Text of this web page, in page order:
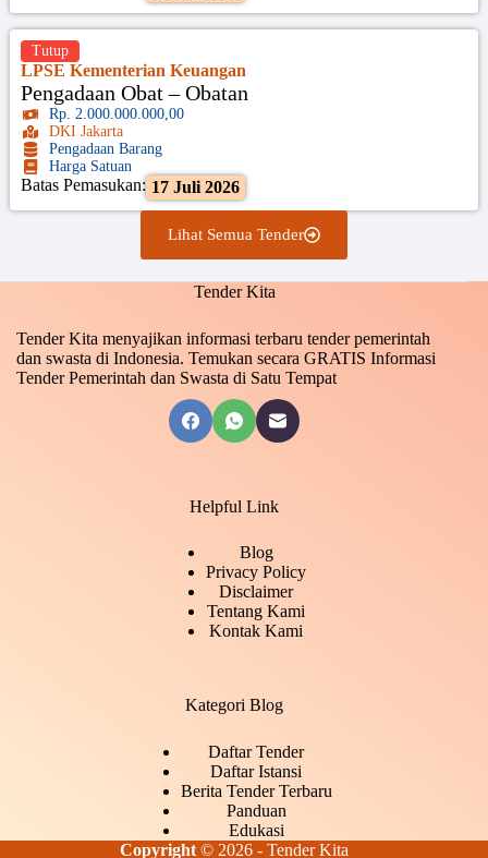
LPSE Kementerian Keuangan
Pengadaan Obat – Obatan
Rp. 2.000.000.000,00
DKI Jakarta
Pengadaan Barang
Harga Satuan
Batas Pemasukan: 17 Juli 2026
Tutup
Lihat Semua Tender
Tender Kita
Tender Kita menyajikan informasi terbaru tender pemerintah
dan swasta di Indonesia. Temukan secara GRATIS Informasi
Tender Pemerintah dan Swasta di Satu Tempat
Helpful Link
Blog
Privacy Policy
Disclaimer
Tentang Kami
Kontak Kami
Kategori Blog
Daftar Tender
Daftar Istansi
Berita Tender Terbaru
Panduan
Edukasi
Copyright © 2026 - Tender Kita